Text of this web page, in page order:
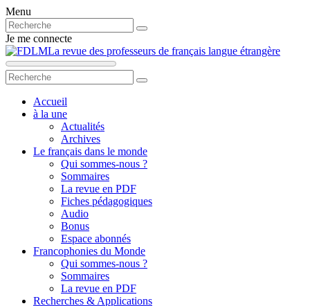
Menu
Je me connecte
La revue des professeurs de français langue étrangère
Accueil
à la une
Actualités
Archives
Le français dans le monde
Qui sommes-nous ?
Sommaires
La revue en PDF
Fiches pédagogiques
Audio
Bonus
Espace abonnés
Francophonies du Monde
Qui sommes-nous ?
Sommaires
La revue en PDF
Recherches & Applications